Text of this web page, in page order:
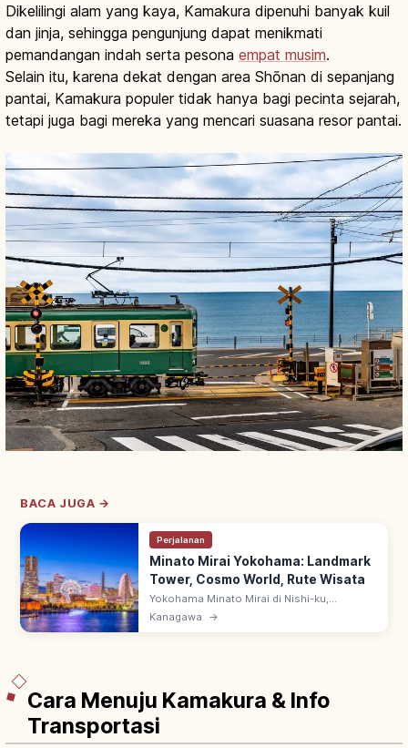
Dikelilingi alam yang kaya, Kamakura dipenuhi banyak kuil
dan jinja, sehingga pengunjung dapat menikmati
pemandangan indah serta pesona empat musim.
Selain itu, karena dekat dengan area Shōnan di sepanjang
pantai, Kamakura populer tidak hanya bagi pecinta sejarah,
tetapi juga bagi mereka yang mencari suasana resor pantai.
BACA JUGA →
Perjalanan
Minato Mirai Yokohama: Landmark
Tower, Cosmo World, Rute Wisata
Yokohama Minato Mirai di Nishi-ku,
Kanagawa: tepi laut modern dengan
Landmark Tower, Red Brick Warehouse &
Kanagawa →
Cara Menuju Kamakura & Info
Transportasi